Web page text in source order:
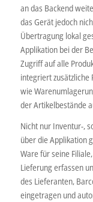
an das Backend
das Gerät jedoch
Übertragung lokal
Applikation bei der
Zugriff auf alle
integriert zusätzliche
wie
der Artikelbestände
Nicht nur Inventur-,
über die Applikation
Ware für seine
Lieferung erfassen
des Lieferanten,
eingetragen und